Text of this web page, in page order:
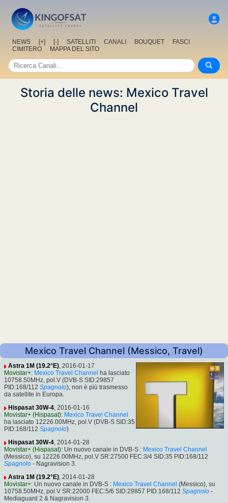
NEWS [+] [-] SATELLITI CANALI BOUQUET
FASCI
CIMITERO
MAPPA DEL SITO
Storia delle news: Mexico Travel
Channel
Mexico Travel Channel (Messico, Travel)
Astra 1M (19.2°E), 2016-01-17
Movistar+: Mexico Travel Channel
ha lasciato
10758.50MHz, pol.V (DVB-S SID:29857
PID:168/112 Spagnolo), non è più trasmesso
da satellite in Europa.
Hispasat 30W-4, 2016-01-16
Movistar+ (Hispasat): Mexico Travel Channel
ha lasciato 12226.00MHz, pol.V (DVB-S SID:35
PID:168/112 Spagnolo)
Hispasat 30W-4, 2014-01-28
Movistar+ (Hispasat): Un nuovo canale in DVB-S : Mexico Travel Channel
(Messico), su 12226.00MHz, pol.V SR:27500 FEC:3/4 SID:35 PID:168/112
Spagnolo - Nagravision 3.
Astra 1M (19.2°E), 2014-01-28
Movistar+: Un nuovo canale in DVB-S : Mexico Travel Channel (Messico), su
10758.50MHz, pol.V SR:22000 FEC:5/6 SID:29857 PID:168/112 Spagnolo -
Mediaguard 2 & Nagravision 3.